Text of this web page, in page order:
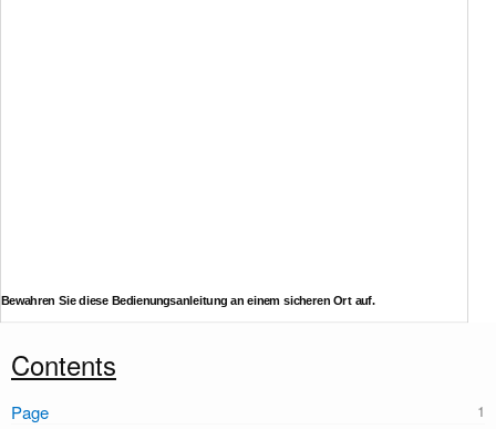
Bewahren Sie diese Bedienungsanleitung an einem sicheren Ort auf.
Contents
Page